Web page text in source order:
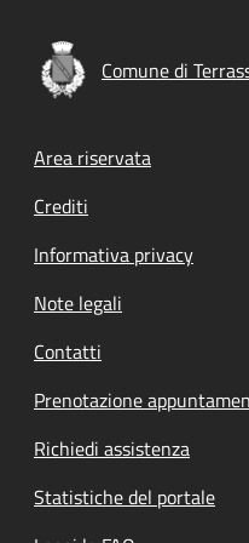
Comune di
Footer menu
Area riservata
Crediti
Informativa privacy
Note legali
Contatti
Prenotazione
Richiedi assistenza
Statistiche del portale